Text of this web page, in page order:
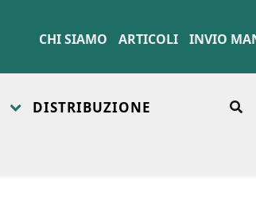
CHI SIAMO ARTICOLI INVIO
DISTRIBUZIONE